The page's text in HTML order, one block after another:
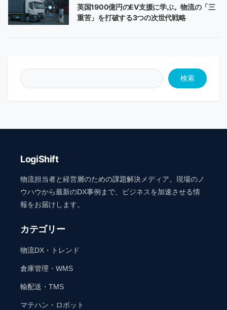
英国1900億円のEV支援に学ぶ。物流の「三
重苦」を打破する3つの次世代戦略
検索
LogiShift
物流担当者と経営層のための課題解決メディア。現場のノ
ウハウから最新のDX事例まで、ビジネスを加速させる情
報をお届けします。
カテゴリー
物流DX・トレンド
倉庫管理・WMS
輸配送・TMS
マテハン・ロボット